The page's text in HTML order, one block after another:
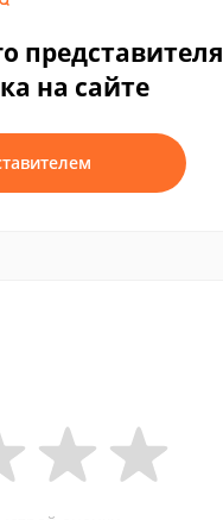
представителя
на сайте